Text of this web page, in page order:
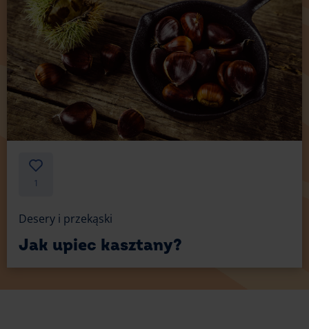
1
Desery i przekąski
Jak upiec kasztany?